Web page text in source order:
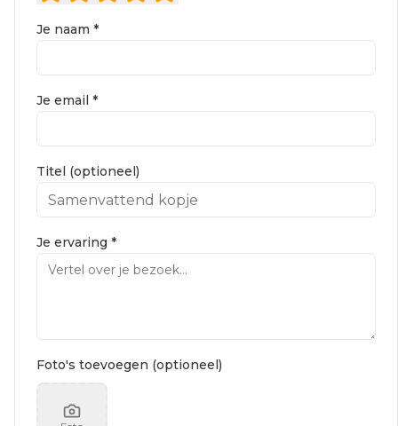
Je naam *
Je email *
Titel (optioneel)
Je ervaring *
Foto's toevoegen (optioneel)